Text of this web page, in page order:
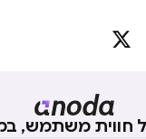

חווית משתמש,